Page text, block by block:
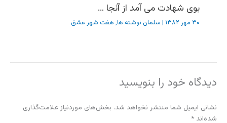
بوی شهادت می آمد از آنجا …
۳۰ مهر ۱۳۸۲ | سلمان نوشته ها, هفت شهر عشق
دیدگاه‌ خود را بنویسید
نشانی ایمیل شما منتشر نخواهد شد. بخش‌های موردنیاز علامت‌گذاری
شده‌اند *